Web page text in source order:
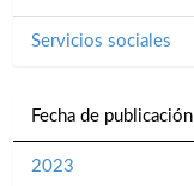
Servicios sociales
Fecha de publicación
2023